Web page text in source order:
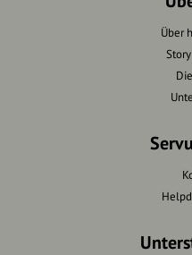
Über